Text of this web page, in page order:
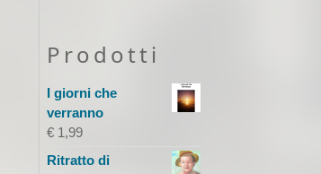
Prodotti
I giorni che
verranno
€ 1,99
Ritratto di